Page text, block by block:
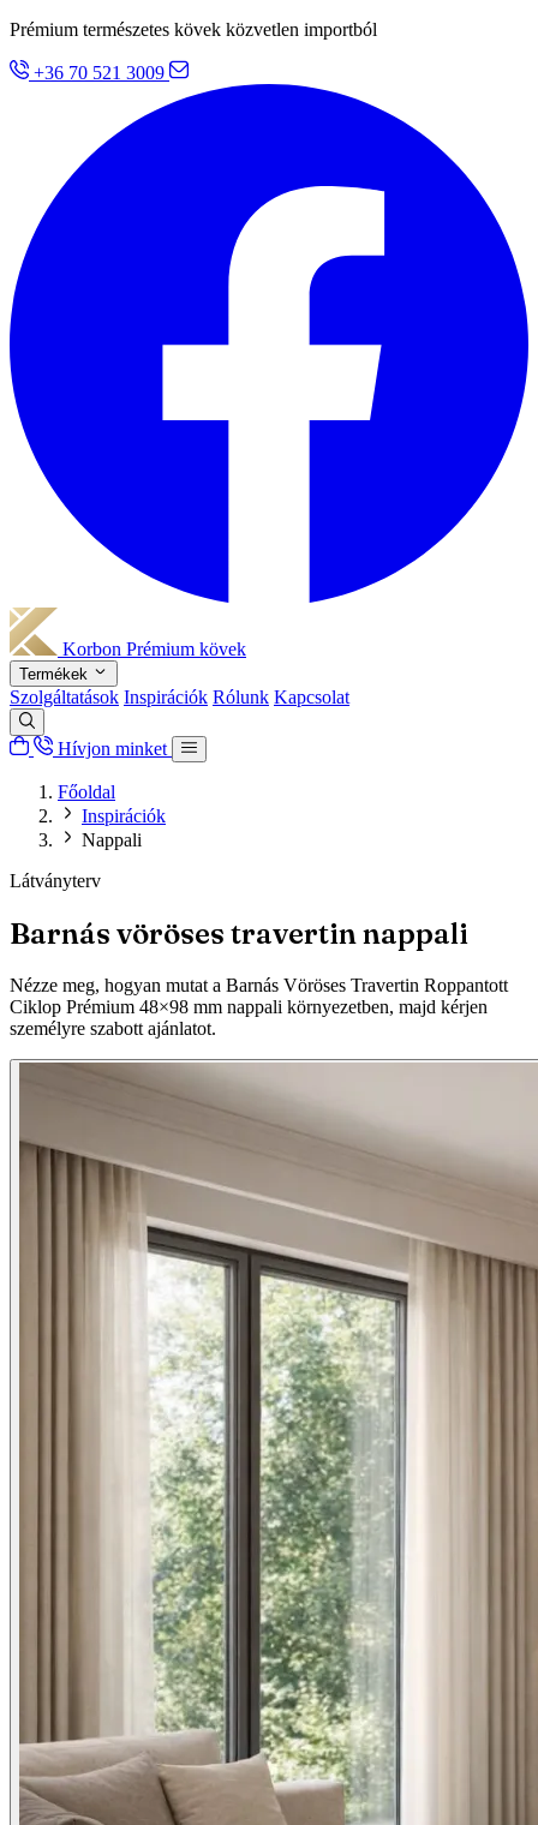
Prémium természetes kövek közvetlen importból
+36 70 521 3009
Korbon Prémium kövek
Termékek
Szolgáltatások Inspirációk Rólunk Kapcsolat
Hívjon minket
Főoldal
Inspirációk
Nappali
Látványterv
Barnás vöröses travertin nappali
Nézze meg, hogyan mutat a Barnás Vöröses Travertin Roppantott
Ciklop Prémium 48×98 mm nappali környezetben, majd kérjen
személyre szabott ajánlatot.